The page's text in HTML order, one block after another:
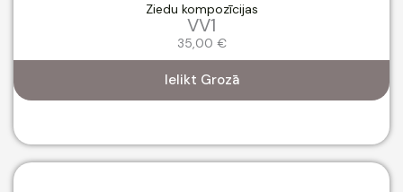
Ziedu kompozīcijas
VV1
35,00 €
Ielikt Grozā